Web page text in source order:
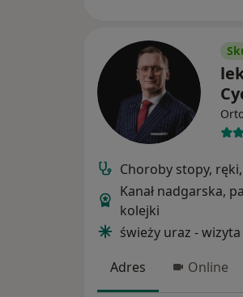
Choroby stopy, ręki,
Kanał nadgarska,
kolejki
świeży uraz -
Adres
Online